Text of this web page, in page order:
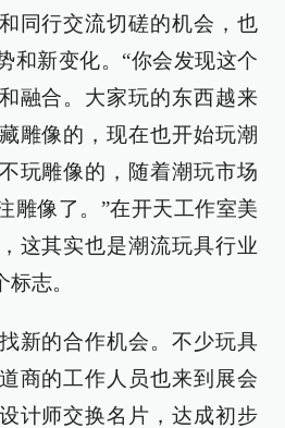
同行交流切磋的机会，也
和新变化。“你会发现这个
融合。大家玩的东西越来
雕像的，现在也开始玩潮
玩雕像的，随着潮玩市场
雕像了。”在开天工作室美
这其实也是潮流玩具行业
志。
新的合作机会。不少玩具
商的工作人员也来到展会
计师交换名片，达成初步